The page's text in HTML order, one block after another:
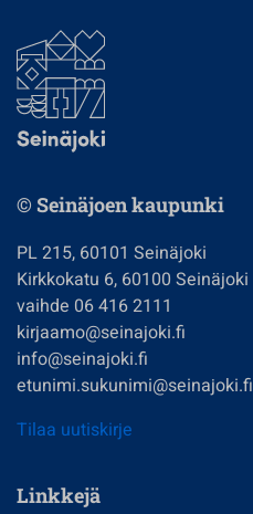
© Seinäjoen kaupunki
PL 215, 60101 Seinäjoki
Kirkkokatu 6, 60100 Seinäjoki
vaihde 06 416 2111
kirjaamo@seinajoki.fi
info@seinajoki.fi
etunimi.sukunimi@seinajoki.fi
Tilaa uutiskirje
Linkkejä